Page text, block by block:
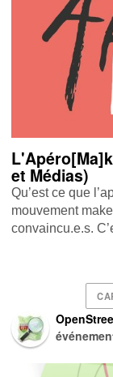
et Médias)
Qu’est ce que
mouvement
convaincu.e.s.